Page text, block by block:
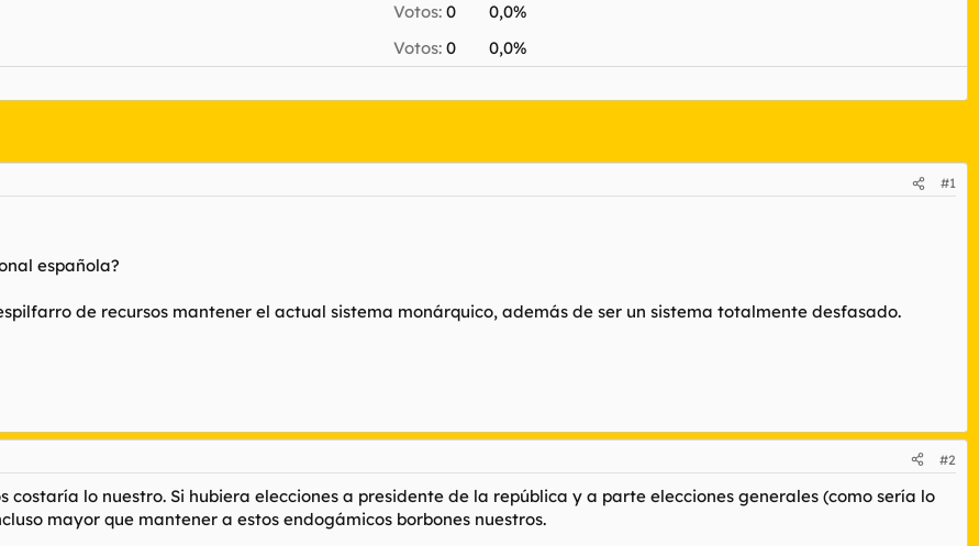
Votos: 0
0,0%
Votos: 0 0,0%
#1
española?
de recursos mantener el actual sistema monárquico, además de ser un sistema totalmente desfasado.
#2
costaría lo nuestro. Si hubiera elecciones a presidente de la república y a parte elecciones generales (como sería lo
mayor que mantener a estos endogámicos borbones nuestros.